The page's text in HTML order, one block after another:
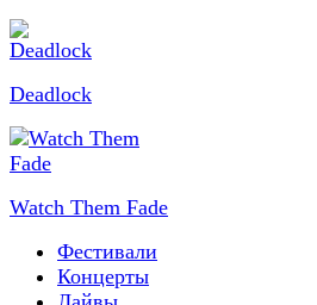
Deadlock
Watch Them Fade
Фестивали
Концерты